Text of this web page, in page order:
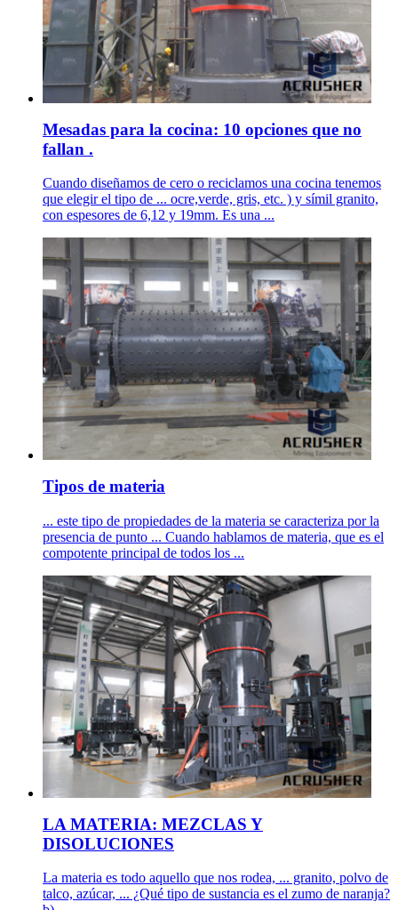
Mesadas para la cocina: 10 opciones que no
fallan .
Cuando diseñamos de cero o reciclamos una cocina tenemos
que elegir el tipo de ... ocre,verde, gris, etc. ) y símil granito,
con espesores de 6,12 y 19mm. Es una ...
Tipos de materia
... este tipo de propiedades de la materia se caracteriza por la
presencia de punto ... Cuando hablamos de materia, que es el
compotente principal de todos los ...
LA MATERIA: MEZCLAS Y
DISOLUCIONES
La materia es todo aquello que nos rodea, ... granito, polvo de
talco, azúcar, ... ¿Qué tipo de sustancia es el zumo de naranja?